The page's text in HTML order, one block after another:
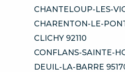
CHANTELOUP-LES-
CHARENTON-LE-
CLICHY 92110
CONFLANS-SAINTE-
DEUIL-LA-BARRE